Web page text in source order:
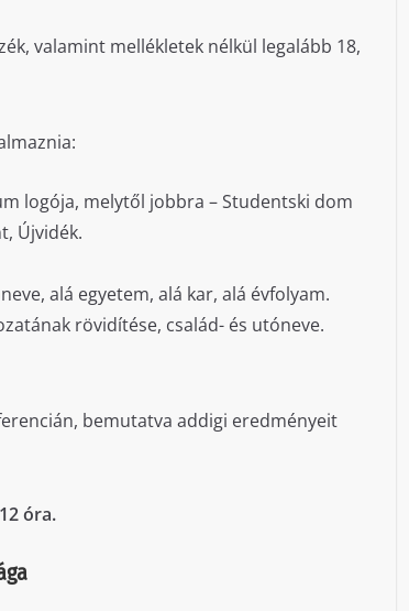
valamint mellékletek nélkül legalább 18,
logója, melytől jobbra – Studentski dom
Újvidék.
alá egyetem, alá kar, alá évfolyam.
rövidítése, család- és utóneve.
bemutatva addigi eredményeit
óra.